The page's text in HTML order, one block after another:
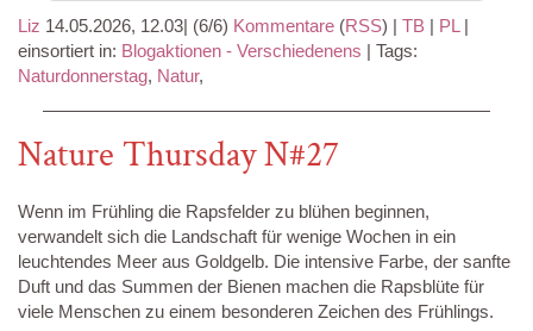
Liz 14.05.2026, 12.03| (6/6) Kommentare (RSS) | TB | PL |
einsortiert in: Blogaktionen - Verschiedenens | Tags:
Naturdonnerstag, Natur,
Nature Thursday N#27
Wenn im Frühling die Rapsfelder zu blühen beginnen,
verwandelt sich die Landschaft für wenige Wochen in ein
leuchtendes Meer aus Goldgelb. Die intensive Farbe, der sanfte
Duft und das Summen der Bienen machen die Rapsblüte für
viele Menschen zu einem besonderen Zeichen des Frühlings.